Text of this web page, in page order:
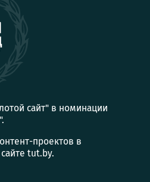
сайт" в номинации
проектов в
tut.by.